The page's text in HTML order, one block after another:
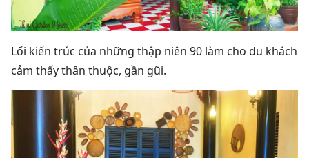
Lối kiến trúc của những thập niên 90 làm cho du khách
cảm thấy thân thuộc, gần gũi.